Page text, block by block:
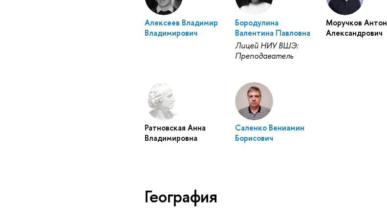
Алексеев Владимир
Владимирович
Бородулина
Валентина Павловна
Лицей НИУ ВШЭ:
Преподаватель
Моручков Антон
Александрович
Ратновская Анна
Владимировна
Саленко Вениамин
Борисович
География